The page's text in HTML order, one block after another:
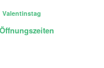
Valentinstag
Öffnungszeiten